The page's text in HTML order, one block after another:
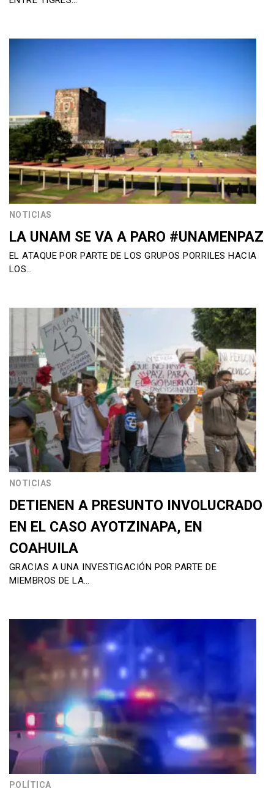
NOTICIAS
LA UNAM SE VA A PARO #UNAMENPAZ
EL ATAQUE POR PARTE DE LOS GRUPOS PORRILES HACIA
LOS…
NOTICIAS
DETIENEN A PRESUNTO INVOLUCRADO
EN EL CASO AYOTZINAPA, EN
COAHUILA
GRACIAS A UNA INVESTIGACIÓN POR PARTE DE
MIEMBROS DE LA…
POLÍTICA